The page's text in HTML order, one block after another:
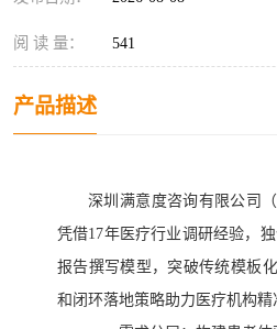
阅 读 量： 541
产品描述
深圳满意度咨询有限公司
凭借17年医疗行业调研经验，
报告撰写模型，突破传统模板
和闭环落地策略助力医疗机构精